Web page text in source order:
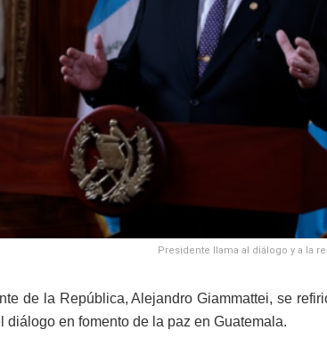
Presidente llama al diálogo y a la
de la República, Alejandro Giammattei, se
diálogo en fomento de la paz en Guatemala.